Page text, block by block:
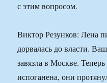
с этим вопросом.
Виктор Резунков: Лена
дорвалась до власти.
завязла в Москве.
испоганена, они